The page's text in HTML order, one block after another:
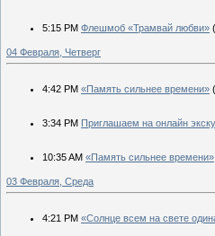
5:15 PM Флешмоб «Трамвай любви»
04 Февраля, Четверг
4:42 PM «Память сильнее времени»
3:34 PM Приглашаем на онлайн
10:35 AM «Память сильнее времени»
03 Февраля, Среда
4:21 PM «Солнце всем на свете